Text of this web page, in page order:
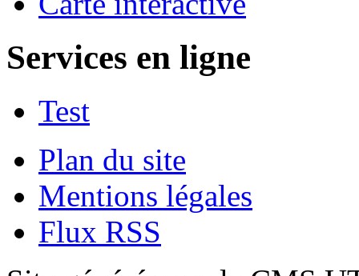
Services en ligne
Test
Plan du site
Mentions légales
Flux RSS